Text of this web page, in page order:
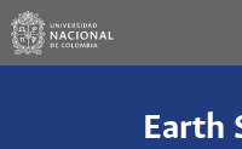
Earth